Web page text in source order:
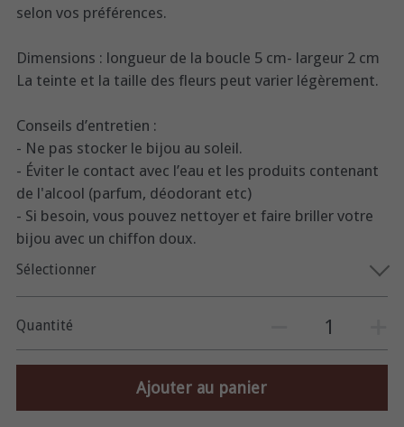
selon vos préférences.
Dimensions : longueur de la boucle 5 cm- largeur 2 cm
La teinte et la taille des fleurs peut varier légèrement.
Conseils d’entretien :
- Ne pas stocker le bijou au soleil.
- Éviter le contact avec l’eau et les produits contenant
de l'alcool (parfum, déodorant etc)
- Si besoin, vous pouvez nettoyer et faire briller votre
bijou avec un chiffon doux.
Sélectionner
Quantité
Ajouter au panier